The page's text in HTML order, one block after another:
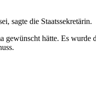
sagte die Staatssekretärin.
gewünscht hätte. Es wurde